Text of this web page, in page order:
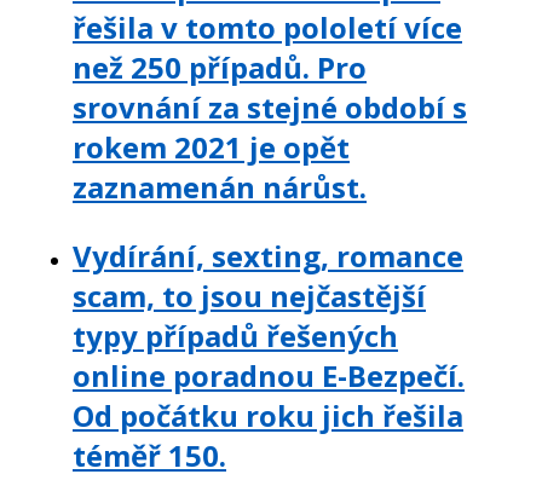
řešila v tomto pololetí více
než 250 případů. Pro
srovnání za stejné období s
rokem 2021 je opět
zaznamenán nárůst.
Vydírání, sexting, romance
scam, to jsou nejčastější
typy případů řešených
online poradnou E-Bezpečí.
Od počátku roku jich řešila
téměř 150.